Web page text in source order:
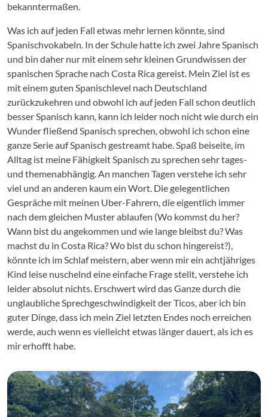
bekanntermaßen.
Was ich auf jeden Fall etwas mehr lernen könnte, sind
Spanischvokabeln. In der Schule hatte ich zwei Jahre Spanisch
und bin daher nur mit einem sehr kleinen Grundwissen der
spanischen Sprache nach Costa Rica gereist. Mein Ziel ist es
mit einem guten Spanischlevel nach Deutschland
zurückzukehren und obwohl ich auf jeden Fall schon deutlich
besser Spanisch kann, kann ich leider noch nicht wie durch ein
Wunder fließend Spanisch sprechen, obwohl ich schon eine
ganze Serie auf Spanisch gestreamt habe. Spaß beiseite, im
Alltag ist meine Fähigkeit Spanisch zu sprechen sehr tages-
und themenabhängig. An manchen Tagen verstehe ich sehr
viel und an anderen kaum ein Wort. Die gelegentlichen
Gespräche mit meinen Uber-Fahrern, die eigentlich immer
nach dem gleichen Muster ablaufen (Wo kommst du her?
Wann bist du angekommen und wie lange bleibst du? Was
machst du in Costa Rica? Wo bist du schon hingereist?),
könnte ich im Schlaf meistern, aber wenn mir ein achtjähriges
Kind leise nuschelnd eine einfache Frage stellt, verstehe ich
leider absolut nichts. Erschwert wird das Ganze durch die
unglaubliche Sprechgeschwindigkeit der Ticos, aber ich bin
guter Dinge, dass ich mein Ziel letzten Endes noch erreichen
werde, auch wenn es vielleicht etwas länger dauert, als ich es
mir erhofft habe.